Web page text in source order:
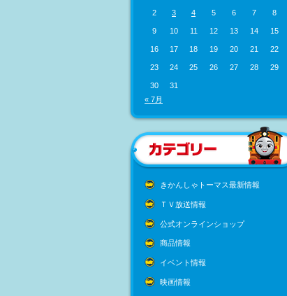
2 3 4 5 6 7 8
9 10 11 12 13 14 15
16 17 18 19 20 21 22
23 24 25 26 27 28 29
30
31
« 7月
きかんしゃトーマス最新情報
ＴＶ放送情報
公式オンラインショップ
商品情報
イベント情報
映画情報